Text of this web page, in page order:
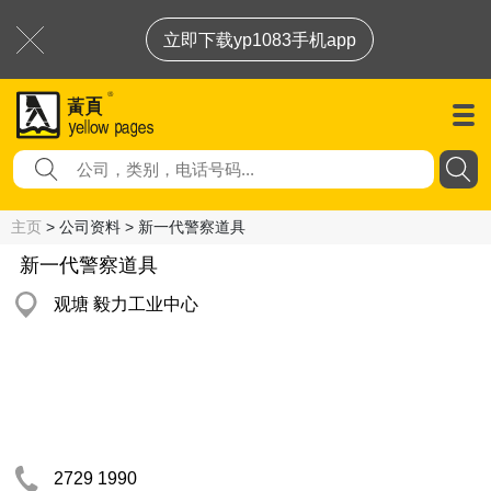
立即下载yp1083手机app
主页 > 公司资料 > 新一代警察道具
新一代警察道具
观塘 毅力工业中心
2729 1990